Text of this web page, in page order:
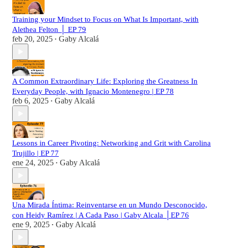
Training your Mindset to Focus on What Is Important, with
Alethea Felton │ EP 79
feb 20, 2025 • Gaby Alcalá
A Common Extraordinary Life: Exploring the Greatness In
Everyday People, with Ignacio Montenegro | EP 78
feb 6, 2025 • Gaby Alcalá
Lessons in Career Pivoting: Networking and Grit with Carolina
Trujillo | EP 77
ene 24, 2025 • Gaby Alcalá
Una Mirada Íntima: Reinventarse en un Mundo Desconocido,
con Heidy Ramírez | A Cada Paso | Gaby Alcala │EP 76
ene 9, 2025 • Gaby Alcalá